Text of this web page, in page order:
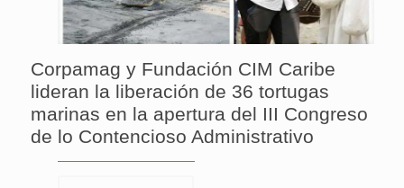
Corpamag y Fundación CIM Caribe
lideran la liberación de 36 tortugas
marinas en la apertura del III Congreso
de lo Contencioso Administrativo